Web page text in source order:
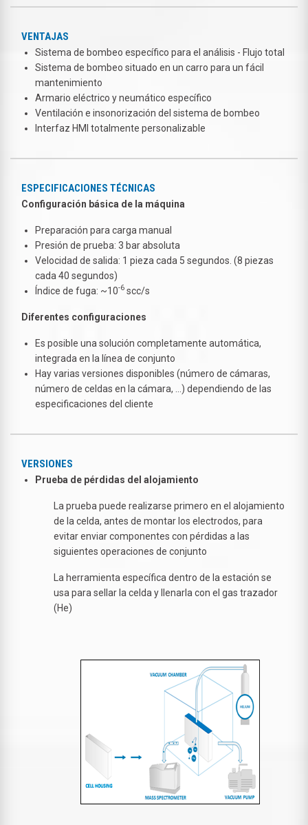
VENTAJAS
Sistema de bombeo específico para el análisis - Flujo total
Sistema de bombeo situado en un carro para un fácil
mantenimiento
Armario eléctrico y neumático específico
Ventilación e insonorización del sistema de bombeo
Interfaz HMI totalmente personalizable
ESPECIFICACIONES TÉCNICAS
Configuración básica de la máquina
Preparación para carga manual
Presión de prueba: 3 bar absoluta
Velocidad de salida: 1 pieza cada 5 segundos. (8 piezas
cada 40 segundos)
Índice de fuga: ~10-6 scc/s
Diferentes configuraciones
Es posible una solución completamente automática,
integrada en la línea de conjunto
Hay varias versiones disponibles (número de cámaras,
número de celdas en la cámara, ...) dependiendo de las
especificaciones del cliente
VERSIONES
Prueba de pérdidas del alojamiento
La prueba puede realizarse primero en el alojamiento
de la celda, antes de montar los electrodos, para
evitar enviar componentes con pérdidas a las
siguientes operaciones de conjunto
La herramienta específica dentro de la estación se
usa para sellar la celda y llenarla con el gas trazador
(He)